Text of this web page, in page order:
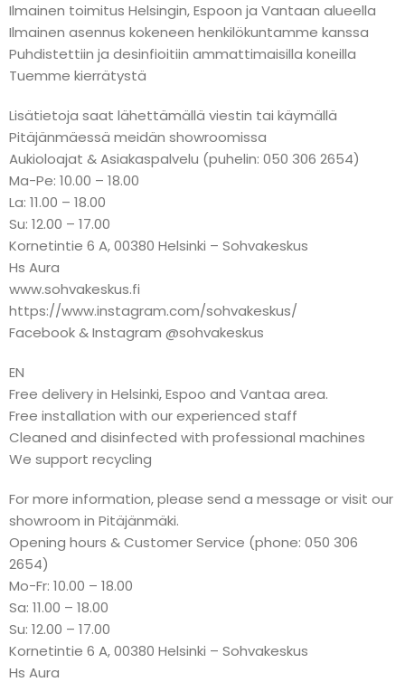
Ilmainen toimitus Helsingin, Espoon ja Vantaan alueella
Ilmainen asennus kokeneen henkilökuntamme kanssa
Puhdistettiin ja desinfioitiin ammattimaisilla koneilla
Tuemme kierrätystä
Lisätietoja saat lähettämällä viestin tai käymällä
Pitäjänmäessä meidän showroomissa
Aukioloajat & Asiakaspalvelu (puhelin: 050 306 2654)
Ma-Pe: 10.00 – 18.00
La: 11.00 – 18.00
Su: 12.00 – 17.00
Kornetintie 6 A, 00380 Helsinki – Sohvakeskus
Hs Aura
www.sohvakeskus.fi
https://www.instagram.com/sohvakeskus/
Facebook & Instagram @sohvakeskus
EN
Free delivery in Helsinki, Espoo and Vantaa area.
Free installation with our experienced staff
Cleaned and disinfected with professional machines
We support recycling
For more information, please send a message or visit our
showroom in Pitäjänmäki.
Opening hours & Customer Service (phone: 050 306
2654)
Mo-Fr: 10.00 – 18.00
Sa: 11.00 – 18.00
Su: 12.00 – 17.00
Kornetintie 6 A, 00380 Helsinki – Sohvakeskus
Hs Aura